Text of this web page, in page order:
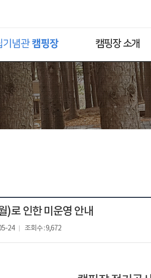
캠핑장 소개
)로 인한 미운영 안내
24 조회수 : 9,672